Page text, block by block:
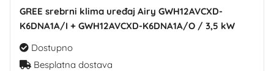
GREE srebrni klima uređaj Airy GWH12AVCXD-
K6DNA1A/I + GWH12AVCXD-K6DNA1A/O / 3,5 kW
Dostupno
Besplatna dostava